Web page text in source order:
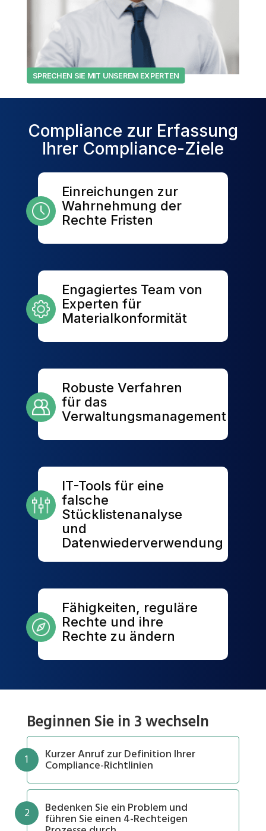
SPRECHEN SIE MIT UNSEREM EXPERTEN
Compliance zur Erfassung
Ihrer Compliance-Ziele
Einreichungen zur
Wahrnehmung der
Rechte Fristen
Engagiertes Team von
Experten für
Materialkonformität
Robuste Verfahren
für das
Verwaltungsmanagement
IT-Tools für eine
falsche
Stücklistenanalyse
und
Datenwiederverwendung
Fähigkeiten, reguläre
Rechte und ihre
Rechte zu ändern
Beginnen Sie in 3 wechseln
1 Kurzer Anruf zur Definition Ihrer
Compliance-Richtlinien
2 Bedenken Sie ein Problem und
führen Sie einen 4-Rechteigen